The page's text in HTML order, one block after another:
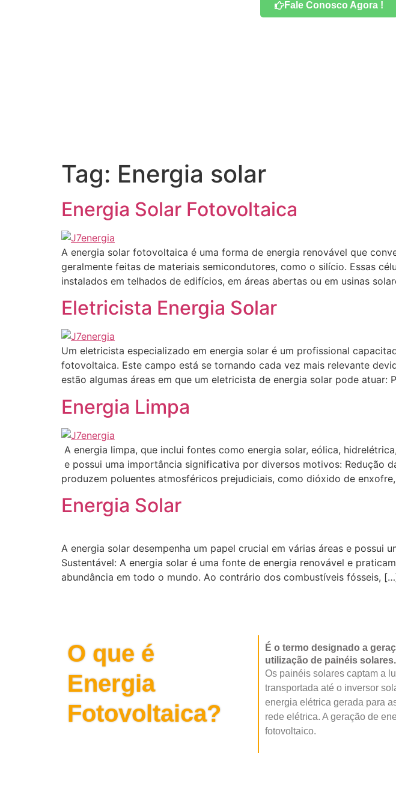
Fale Conosco Agora !
Tag: Energia solar
Energia Solar Fotovoltaica
A energia solar fotovoltaica é uma forma de energia renovável que
geralmente feitas de materiais semicondutores, como o silício. Essas
instalados em telhados de edifícios, em áreas abertas ou em usinas
Eletricista Energia Solar
Um eletricista especializado em energia solar é um profissional
fotovoltaica. Este campo está se tornando cada vez mais relevante
estão algumas áreas em que um eletricista de energia solar pode atuar:
Energia Limpa
A energia limpa, que inclui fontes como energia solar, eólica,
e possui uma importância significativa por diversos motivos: Redução
produzem poluentes atmosféricos prejudiciais, como dióxido de
Energia Solar
A energia solar desempenha um papel crucial em várias áreas e
Sustentável: A energia solar é uma fonte de energia renovável e
abundância em todo o mundo. Ao contrário dos combustíveis fósseis,
O que é
Energia
Fotovoltaica?
É o termo designado a
utilização de painéis solares.
Os painéis solares captam a
transportada até o inversor
energia elétrica gerada para
rede elétrica. A geração de
fotovoltaico.